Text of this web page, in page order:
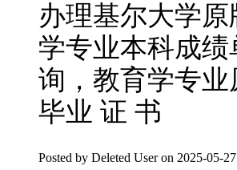
办理基尔大学
学专业本科成
询，教育学专
毕业 证 书
Posted by Deleted User on 2025-05-